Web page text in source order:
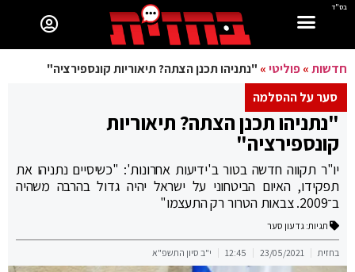
בס"ד
חדשות»פוליטי» "נתניהו תכנן הצתה? תיאוריות קונספירציה"
סער על ההסלמה
"נתניהו תכנן הצתה? תיאוריות
קונספירציה"
יו"ר תקווה חדשה בטור ב'ידיעות אחרונות': "כשיסיים נתניהו את
תפקידו, האיום הביטחוני על ישראל יהיה גדול בהרבה משהיה
ב־2009. צבאות הטרור רק התעצמו"
תגיות: גדעון סער
בחזית 23/05/2021
12:45 י"ב סיון התשפ"א